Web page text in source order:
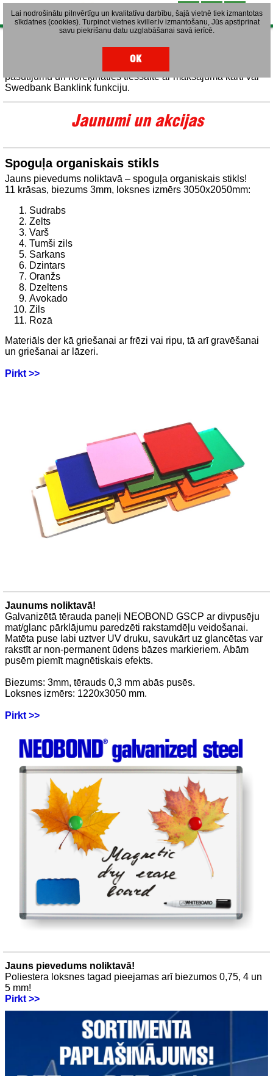
Cenu mūsu piedāvātajiem materiāliem var apskatīt mūsu
online.kviller.lv
pasūtījumu un norēķināties tiešsaitē ar maksājuma karti vai
Swedbank Banklink funkciju.
Jaunumi un akcijas
Spoguļa organiskais stikls
Jauns pievedums noliktavā – spoguļa organiskais stikls!
11 krāsas, biezums 3mm, loksnes izmērs 3050x2050mm:
Sudrabs
Zelts
Varš
Tumši zils
Sarkans
Dzintars
Oranžs
Dzeltens
Avokado
Zils
Rozā
Materiāls der kā griešanai ar frēzi vai ripu, tā arī gravēšanai
un griešanai ar lāzeri.
Pirkt >>
Jaunums noliktavā!
Galvanizētā tērauda paneļi NEOBOND GSCP ar divpusēju
mat/glanc pārklājumu paredzēti rakstamdēļu veidošanai.
Matēta puse labi uztver UV druku, savukārt uz glancētas var
rakstīt ar non-permanent ūdens bāzes markieriem. Abām
pusēm piemīt magnētiskais efekts.
Biezums: 3mm, tērauds 0,3 mm abās pusēs.
Loksnes izmērs: 1220x3050 mm.
Pirkt >>
Jauns pievedums noliktavā!
Poliestera loksnes tagad pieejamas arī biezumos 0,75, 4 un
5 mm!
Pirkt >>
Lai nodrošinātu pilnvērtīgu un kvalitatīvu darbību, šajā vietnē tiek izmantotas
sīkdatnes (cookies). Turpinot vietnes kviller.lv izmantošanu, Jūs apstiprinat
savu piekrišanu datu uzglabāšanai savā ierīcē.
OK